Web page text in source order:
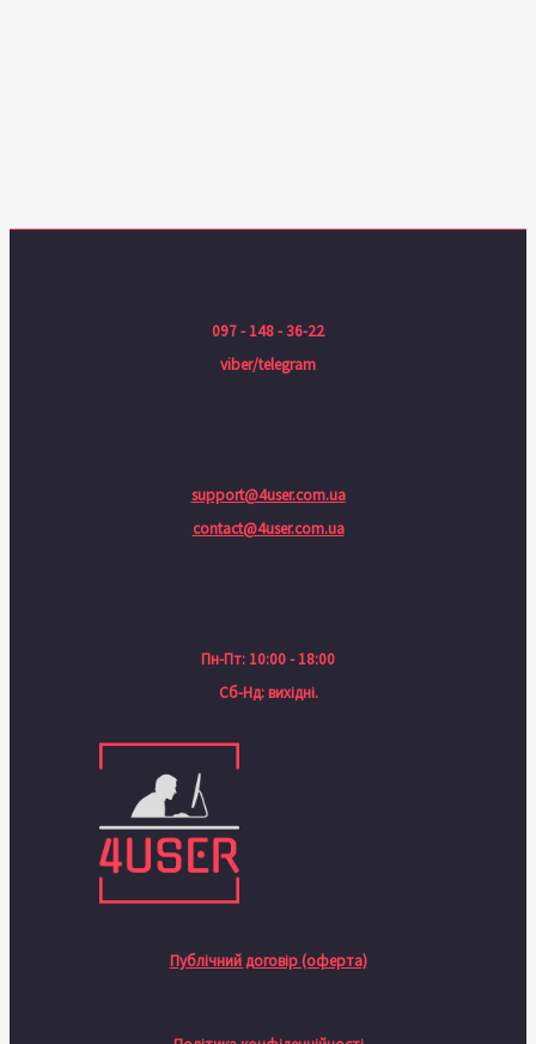
097 - 148 - 36-22
viber/telegram
support@4user.com.ua
contact@4user.com.ua
Пн-Пт: 10:00 - 18:00
Сб-Нд: вихідні.
Публічний договір (оферта)